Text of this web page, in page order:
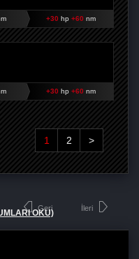
+30 hp+60 nm
+30 hp+60 nm
1 2 >
OKU)
Geri İleri